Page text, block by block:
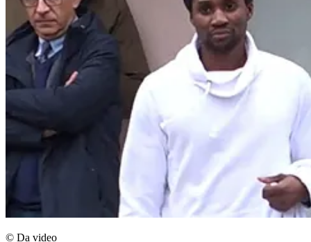
© Da video